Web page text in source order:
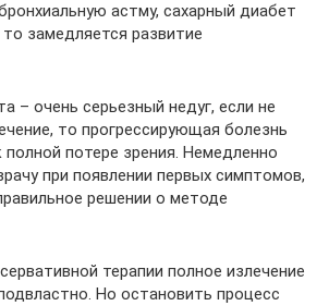
астму, сахарный диабет
замедляется развитие
– очень серьезный недуг, если не
то прогрессирующая болезнь
потере зрения. Немедленно
при появлении первых симптомов,
решении о методе
терапии полное излечение
Но остановить процесс